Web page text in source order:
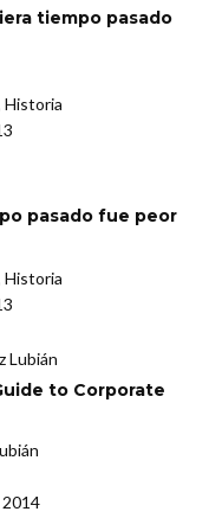
tiempo pasado
Historia
pasado fue peor
Historia
to Corporate
2014